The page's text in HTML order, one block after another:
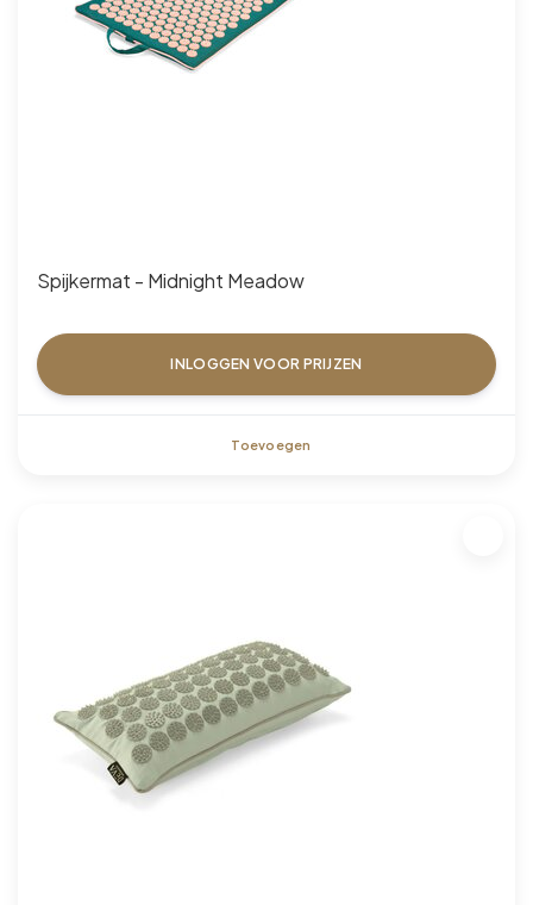
Spijkermat - Midnight Meadow
INLOGGEN VOOR PRIJZEN
Toevoegen